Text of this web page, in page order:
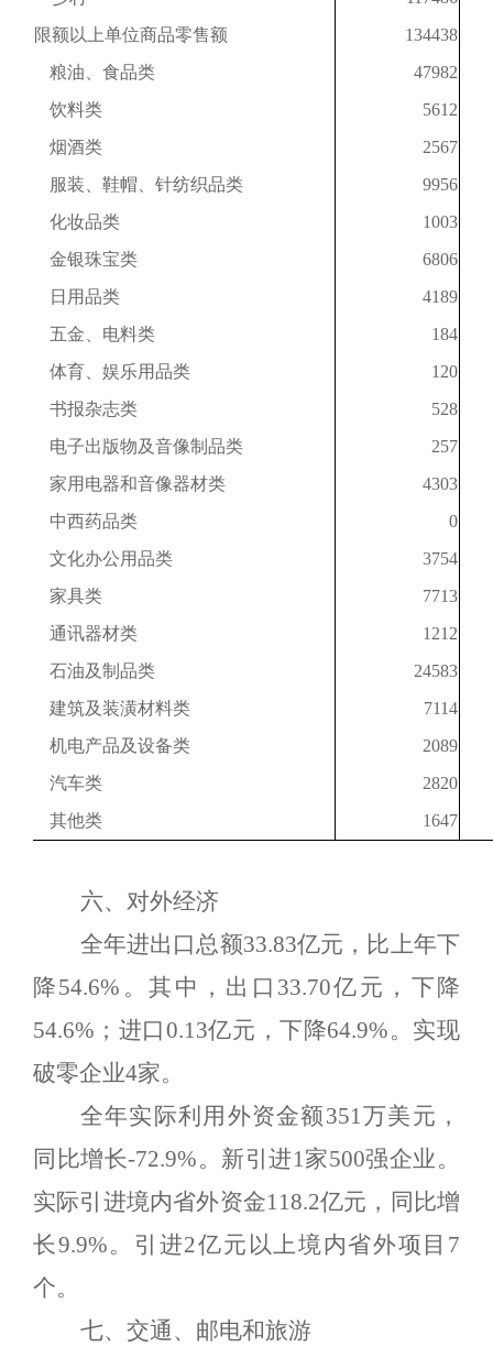
限额以上单位商品零售额
134438
粮油、食品类
47982
饮料类
5612
烟酒类
2567
服装、鞋帽、针纺织品类
9956
化妆品类
1003
金银珠宝类
6806
日用品类
4189
五金、电料类
184
体育、娱乐用品类
120
书报杂志类
528
电子出版物及音像制品类
257
家用电器和音像器材类
4303
中西药品类
0
文化办公用品类
3754
家具类
7713
通讯器材类
1212
石油及制品类
24583
建筑及装潢材料类
7114
机电产品及设备类
2089
汽车类
2820
其他类
1647
六、对外经济
全年进出口总额33.83亿元，比上年下
降54.6% 。其中，出口 33.70亿元，下降
54.6% ；进口0.13亿元，下降64.9%。实现
破零企业4家。
全年实际利用外资金额351万美元，
同比增长-72.9%。新引进1家500强企业。
实际引进境内省外资金118.2亿元，同比增
长9.9%。引进2亿元以上境内省外项目 7
个。
七、交通、邮电和旅游